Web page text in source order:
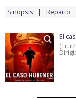
Sinopsis Reparto
El